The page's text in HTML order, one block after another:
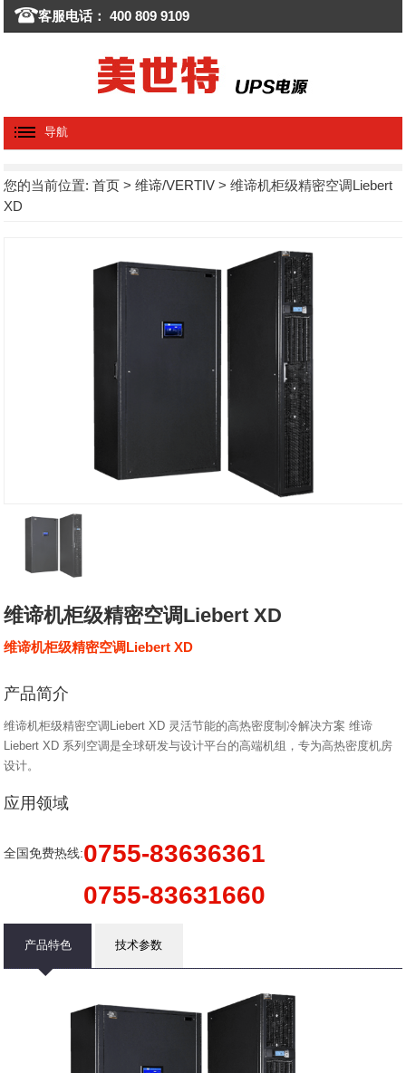
客服电话： 400 809 9109
导航
您的当前位置:首页 >维谛/VERTIV > 维谛机柜级精密空调Liebert
XD
维谛机柜级精密空调Liebert XD
维谛机柜级精密空调Liebert XD
产品简介
维谛机柜级精密空调Liebert XD 灵活节能的高热密度制冷解决方案 维谛
Liebert XD 系列空调是全球研发与设计平台的高端机组，专为高热密度机房
设计。
应用领域
全国免费热线:0755-83636361
0755-83631660
产品特色 技术参数